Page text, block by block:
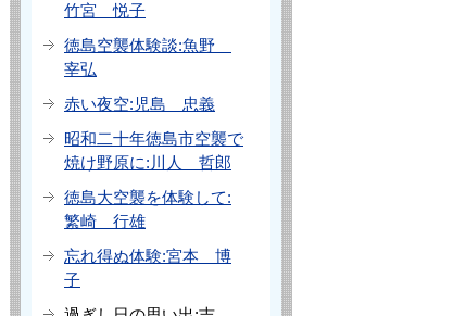
竹宮 悦子
徳島空襲体験談:魚野
宰弘
赤い夜空:児島 忠義
昭和二十年徳島市空襲で
焼け野原に:川人 哲郎
徳島大空襲を体験して:
繁崎 行雄
忘れ得ぬ体験:宮本 博
子